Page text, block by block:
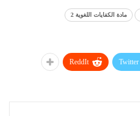
مادة الكفايات اللغوية 2
Twitter
ReddIt